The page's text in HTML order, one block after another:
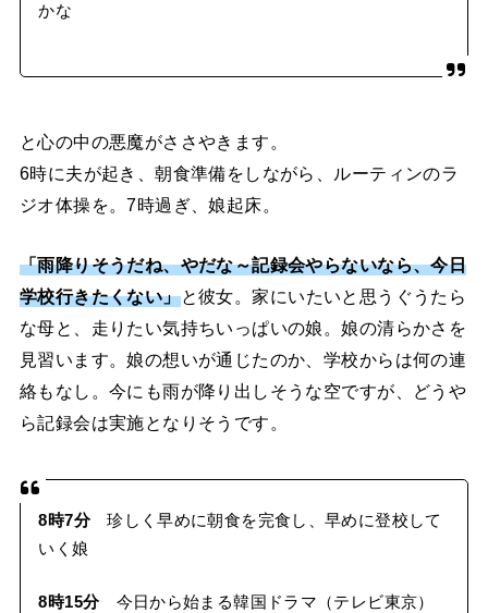
かな
と心の中の悪魔がささやきます。
6時に夫が起き、朝食準備をしながら、ルーティンのラ
ジオ体操を。7時過ぎ、娘起床。
「雨降りそうだね、やだな～記録会やらないなら、今日
学校行きたくない」と彼女。家にいたいと思うぐうたら
な母と、走りたい気持ちいっぱいの娘。娘の清らかさを
見習います。娘の想いが通じたのか、学校からは何の連
絡もなし。今にも雨が降り出しそうな空ですが、どうや
ら記録会は実施となりそうです。
8時7分珍しく早めに朝食を完食し、早めに登校して
いく娘
8時15分 今日から始まる韓国ドラマ（テレビ東京）